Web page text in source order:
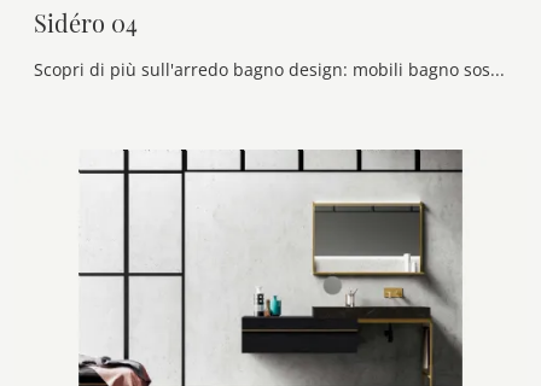
Sidéro 04
Scopri di più sull'arredo bagno design: mobili bagno sospesi in legno come il modello Sidéro 04 di Birex ti attendono.